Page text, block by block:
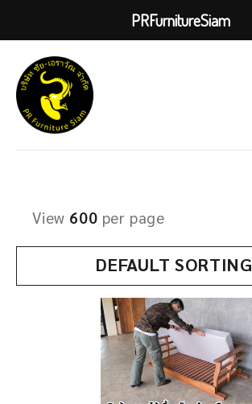
DEFAULT SORTING
View 600 per page
PRFurnitureSiam